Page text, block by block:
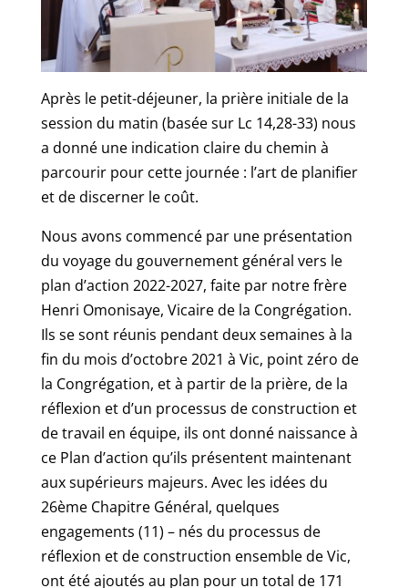
Après le petit-déjeuner, la prière initiale de la
session du matin (basée sur Lc 14,28-33) nous
a donné une indication claire du chemin à
parcourir pour cette journée : l’art de planifier
et de discerner le coût.
Nous avons commencé par une présentation
du voyage du gouvernement général vers le
plan d’action 2022-2027, faite par notre frère
Henri Omonisaye, Vicaire de la Congrégation.
Ils se sont réunis pendant deux semaines à la
fin du mois d’octobre 2021 à Vic, point zéro de
la Congrégation, et à partir de la prière, de la
réflexion et d’un processus de construction et
de travail en équipe, ils ont donné naissance à
ce Plan d’action qu’ils présentent maintenant
aux supérieurs majeurs. Avec les idées du
26ème Chapitre Général, quelques
engagements (11) – nés du processus de
réflexion et de construction ensemble de Vic,
ont été ajoutés au plan pour un total de 171